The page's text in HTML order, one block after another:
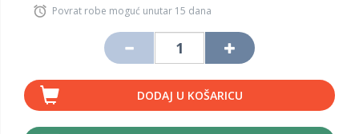
Povrat robe moguć unutar 15 dana
DODAJ U KOŠARICU